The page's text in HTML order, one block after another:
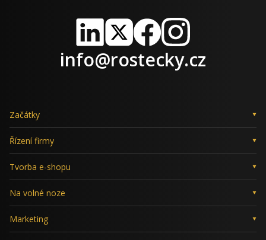
LinkedIn
X FacebookInstagram
info@rostecky.cz
Začátky
Řízení firmy
Tvorba e-shopu
Na volné noze
Marketing